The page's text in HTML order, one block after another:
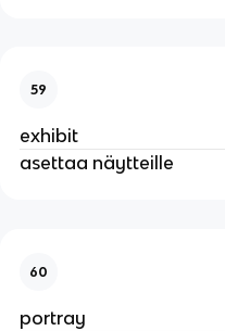
59
exhibit
asettaa näytteille
60
portray